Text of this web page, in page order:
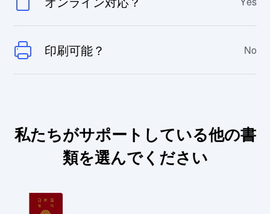
印刷可能？ No
私たちがサポートしている他の書
類を選んでください